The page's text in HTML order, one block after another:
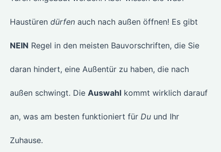
Haustüren dürfen auch nach außen öffnen! Es gibt
NEIN Regel in den meisten Bauvorschriften, die Sie
daran hindert, eine Außentür zu haben, die nach
außen schwingt. Die Auswahl kommt wirklich darauf
an, was am besten funktioniert für Du und Ihr
Zuhause.